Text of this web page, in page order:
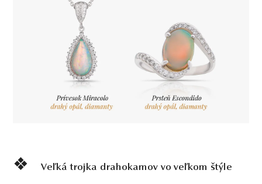
❖Veľká trojka drahokamov vo veľkom štýle